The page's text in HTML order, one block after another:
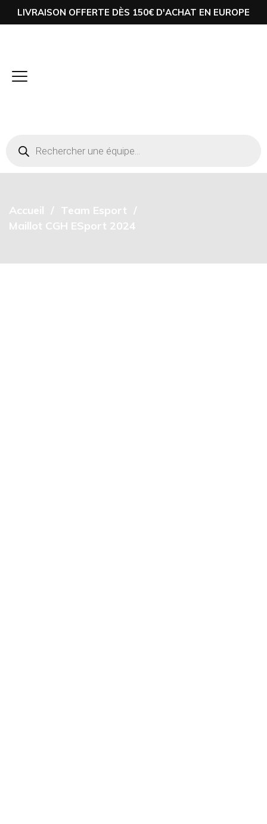
LIVRAISON OFFERTE DÈS 150€ D'ACHAT EN EUROPE
Accueil
Team Esport
Maillot CGH ESport 2024